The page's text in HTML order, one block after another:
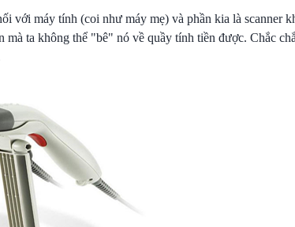
với máy tính (coi như máy mẹ) và phần kia là scanner
mà ta không thể "bê" nó về quầy tính tiền được. Chắc